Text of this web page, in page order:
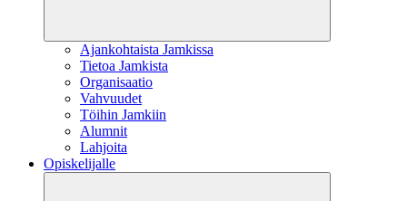
Ajankohtaista Jamkissa
Tietoa Jamkista
Organisaatio
Vahvuudet
Töihin Jamkiin
Alumnit
Lahjoita
Opiskelijalle